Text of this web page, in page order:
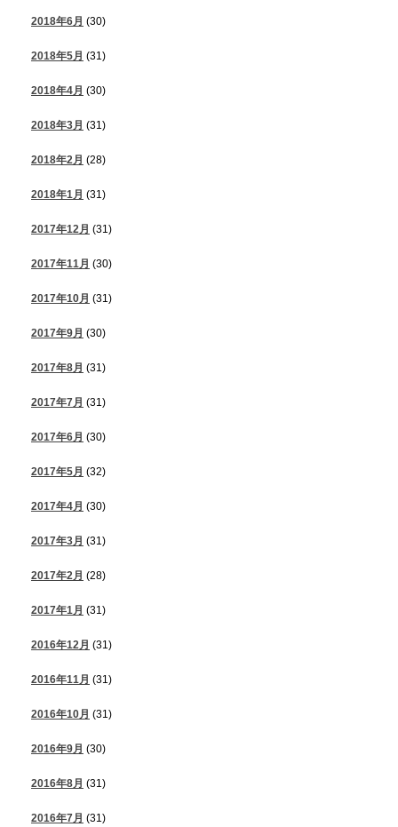
2018年6月 (30)
2018年5月 (31)
2018年4月 (30)
2018年3月 (31)
2018年2月 (28)
2018年1月 (31)
2017年12月 (31)
2017年11月 (30)
2017年10月 (31)
2017年9月 (30)
2017年8月 (31)
2017年7月 (31)
2017年6月 (30)
2017年5月 (32)
2017年4月 (30)
2017年3月 (31)
2017年2月 (28)
2017年1月 (31)
2016年12月 (31)
2016年11月 (31)
2016年10月 (31)
2016年9月 (30)
2016年8月 (31)
2016年7月 (31)